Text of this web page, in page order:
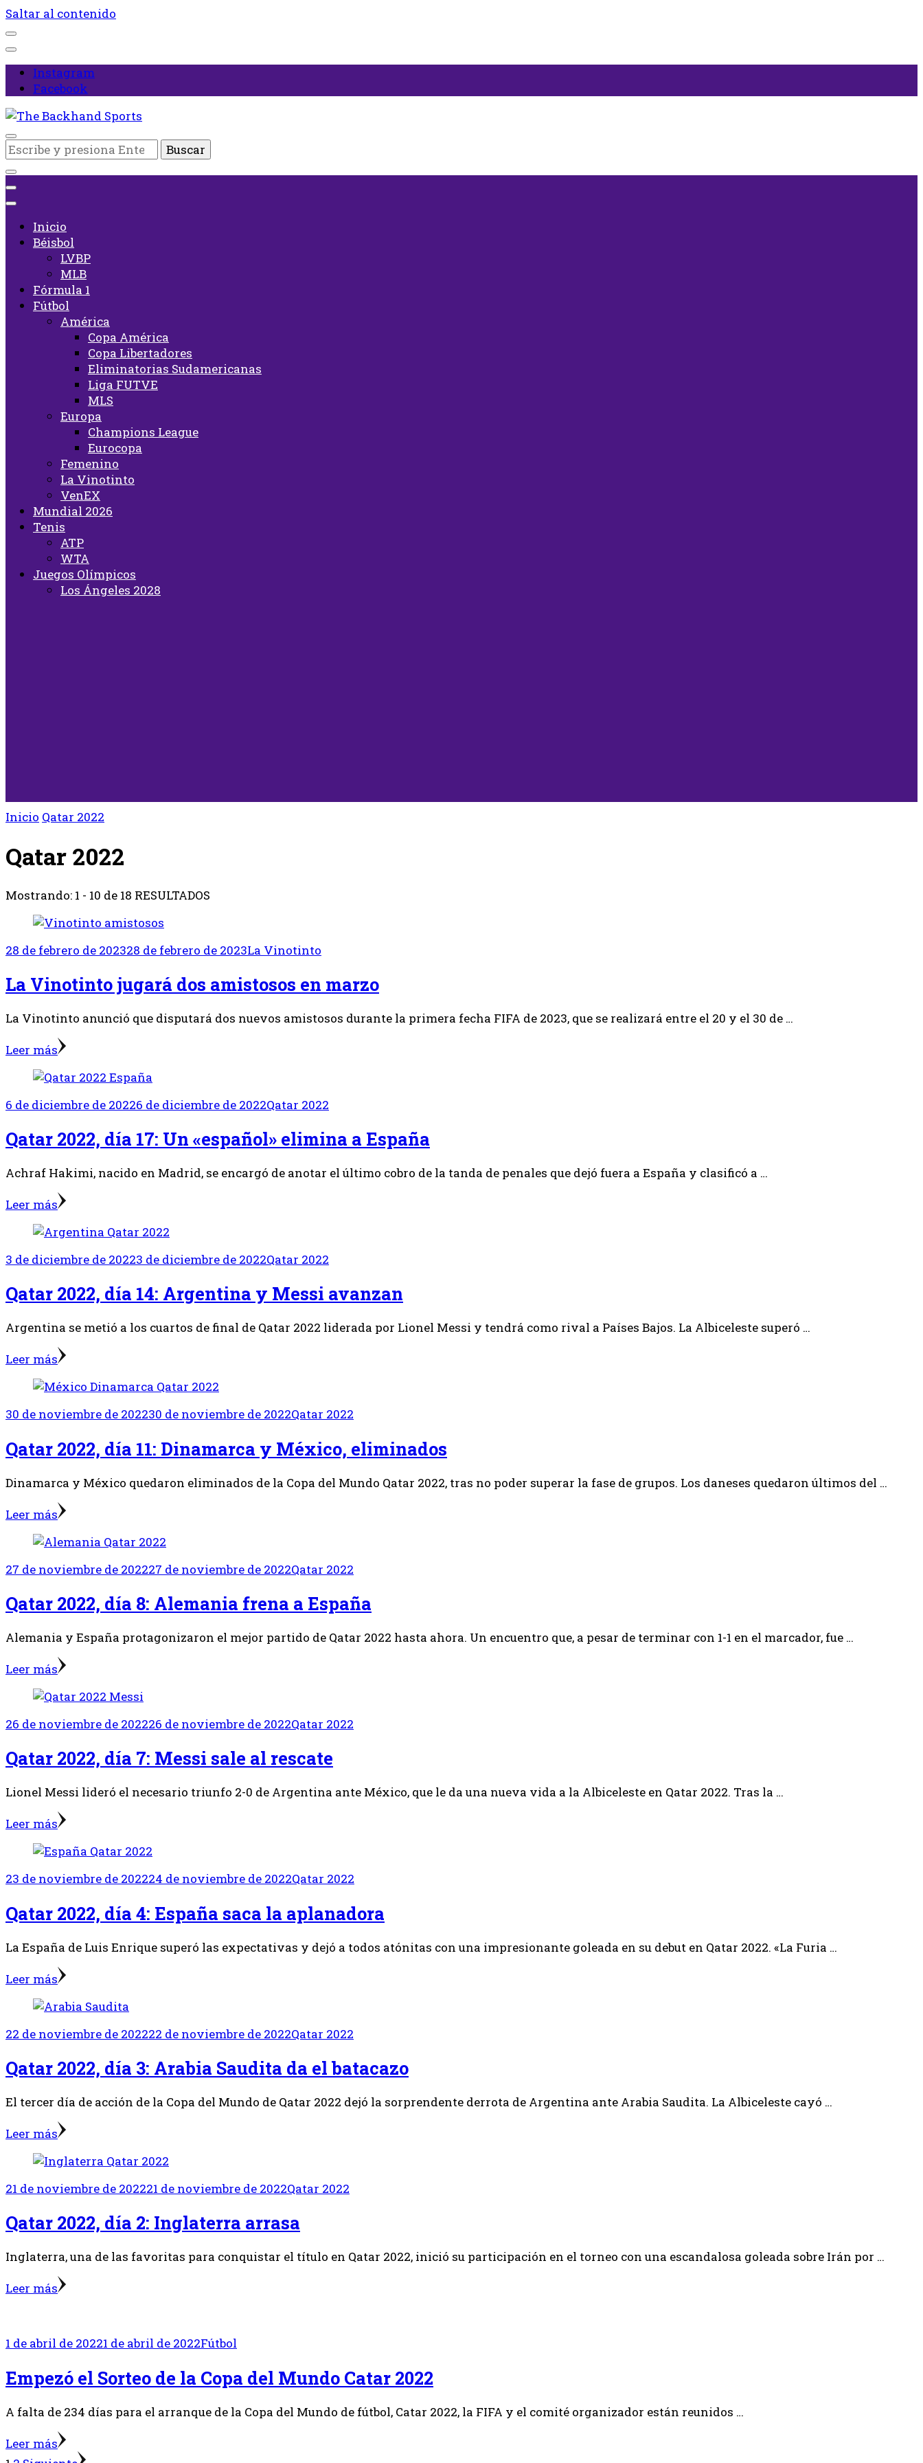
Saltar al contenido
Instagram
Facebook
The Backhand Sports
Inicio
¿Buscas
algo?
Inicio
Béisbol
LVBP
MLB
Fórmula 1
Fútbol
América
Copa América
Copa Libertadores
Eliminatorias Sudamericanas
Liga FUTVE
MLS
Europa
Champions League
Eurocopa
Femenino
La Vinotinto
VenEX
Mundial 2026
Tenis
ATP
WTA
Juegos Olímpicos
Los Ángeles 2028
Inicio Qatar 2022
Qatar 2022
Mostrando: 1 - 10 de 18 RESULTADOS
28 de febrero de 202328 de febrero de 2023La Vinotinto
La Vinotinto jugará dos amistosos en marzo
La Vinotinto anunció que disputará dos nuevos amistosos durante la primera fecha FIFA de 2023, que se realizará entre el 20 y el 30 de …
Leer más
6 de diciembre de 20226 de diciembre de 2022Qatar 2022
Qatar 2022, día 17: Un «español» elimina a España
Achraf Hakimi, nacido en Madrid, se encargó de anotar el último cobro de la tanda de penales que dejó fuera a España y clasificó a …
Leer más
3 de diciembre de 20223 de diciembre de 2022Qatar 2022
Qatar 2022, día 14: Argentina y Messi avanzan
Argentina se metió a los cuartos de final de Qatar 2022 liderada por Lionel Messi y tendrá como rival a Países Bajos. La Albiceleste superó …
Leer más
30 de noviembre de 202230 de noviembre de 2022Qatar 2022
Qatar 2022, día 11: Dinamarca y México, eliminados
Dinamarca y México quedaron eliminados de la Copa del Mundo Qatar 2022, tras no poder superar la fase de grupos. Los daneses quedaron últimos del …
Leer más
27 de noviembre de 202227 de noviembre de 2022Qatar 2022
Qatar 2022, día 8: Alemania frena a España
Alemania y España protagonizaron el mejor partido de Qatar 2022 hasta ahora. Un encuentro que, a pesar de terminar con 1-1 en el marcador, fue …
Leer más
26 de noviembre de 202226 de noviembre de 2022Qatar 2022
Qatar 2022, día 7: Messi sale al rescate
Lionel Messi lideró el necesario triunfo 2-0 de Argentina ante México, que le da una nueva vida a la Albiceleste en Qatar 2022. Tras la …
Leer más
23 de noviembre de 202224 de noviembre de 2022Qatar 2022
Qatar 2022, día 4: España saca la aplanadora
La España de Luis Enrique superó las expectativas y dejó a todos atónitas con una impresionante goleada en su debut en Qatar 2022. «La Furia …
Leer más
22 de noviembre de 202222 de noviembre de 2022Qatar 2022
Qatar 2022, día 3: Arabia Saudita da el batacazo
El tercer día de acción de la Copa del Mundo de Qatar 2022 dejó la sorprendente derrota de Argentina ante Arabia Saudita. La Albiceleste cayó …
Leer más
21 de noviembre de 202221 de noviembre de 2022Qatar 2022
Qatar 2022, día 2: Inglaterra arrasa
Inglaterra, una de las favoritas para conquistar el título en Qatar 2022, inició su participación en el torneo con una escandalosa goleada sobre Irán por …
Leer más
1 de abril de 20221 de abril de 2022Fútbol
Empezó el Sorteo de la Copa del Mundo Catar 2022
A falta de 234 días para el arranque de la Copa del Mundo de fútbol, Catar 2022, la FIFA y el comité organizador están reunidos …
Leer más
Página
Página